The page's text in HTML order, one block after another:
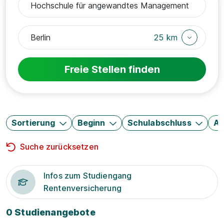
25 km
Freie Stellen finden
Sortierung Beginn Schulabschluss
Suche zurücksetzen
Infos zum Studiengang
Rentenversicherung
0 Studienangebote